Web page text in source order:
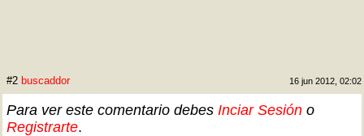
#2 buscaddor 16 jun 2012, 02:02
Para ver este comentario debes Inciar Sesión o
Registrarte.